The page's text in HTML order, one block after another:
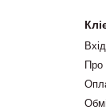
Про